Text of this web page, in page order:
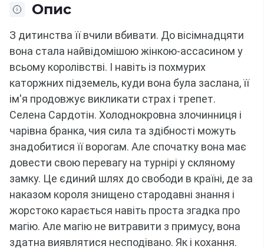
Опис
З дитинства її вчили вбивати. До вісімнадцяти
вона стала найвідомішою жінкою-ассасином у
всьому королівстві. І навіть із похмурих
каторжних підземель, куди вона була заслана, її
ім'я продовжує викликати страх і трепет.
Селена Сардотін. Холоднокровна злочинниця і
чарівна бранка, чия сила та здібності можуть
знадобитися її ворогам. Але спочатку вона має
довести свою перевагу на турнірі у скляному
замку. Це єдиний шлях до свободи в країні, де за
наказом короля знищено стародавні знання і
жорстоко карається навіть проста згадка про
магію. Але магію не витравити з примусу, вона
здатна виявлятися несподівано. Як і кохання.